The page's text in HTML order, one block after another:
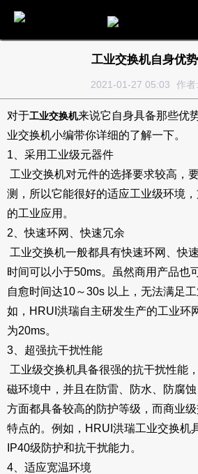
工业交换机自身优
2021-01-27 05:03 作者
对于工业交换机来说它自身具备那些优
业交换机小编带你详细的了解一下。
1、采用工业级元器件
工业交换机对元件的选择要求较高，
测，所以它能很好的适应工业级环境
的工业应用。
2、快速环网、快速冗余
工业交换机一般都具有快速环网、快
时间可以小于50ms。虽然商用产品也
自愈时间达10～30s 以上，无法满足
如，HRUI洪瑞自主研发生产的工业环
为20ms。
3、超强抗干扰性能
工业级交换机具备很强的抗干扰性能
磁环境中，并且在防雷、防水、防腐
方面都具备较高的防护等级，而商业
特点的。例如，HRUI洪瑞工业交换机
IP40级防护和抗干扰能力。
4、适应宽温环境
电话